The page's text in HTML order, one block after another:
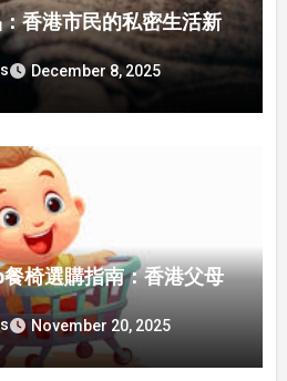
香港市民的私密生活新
December 8, 2025
椅選購指南：香港父母
November 20, 2025